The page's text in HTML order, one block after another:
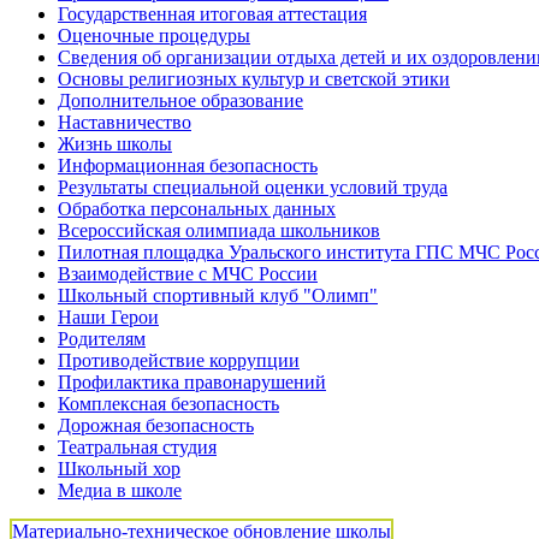
Государственная итоговая аттестация
Оценочные процедуры
Сведения об организации отдыха детей и их
Основы религиозных культур и светской этики
Дополнительное образование
Наставничество
Жизнь школы
Информационная безопасность
Результаты специальной оценки условий труда
Обработка персональных данных
Всероссийская олимпиада школьников
Пилотная площадка Уральского института ГПС МЧС
Взаимодействие с МЧС России
Школьный спортивный клуб "Олимп"
Наши Герои
Родителям
Противодействие коррупции
Профилактика правонарушений
Комплексная безопасность
Дорожная безопасность
Театральная студия
Школьный хор
Медиа в школе
Материально-техническое обновление школы